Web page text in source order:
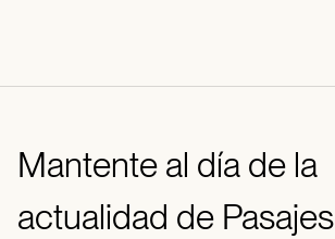
Mantente al día de la
actualidad de Pasajes